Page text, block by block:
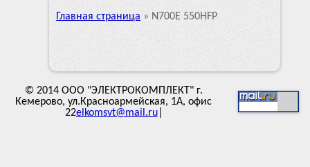
Главная страница » N700E 550HFP
© 2014 ООО "ЭЛЕКТРОКОМПЛЕКТ" г.
Кемерово, ул.Красноармейская, 1А, офис
22elkomsvt@mail.ru|